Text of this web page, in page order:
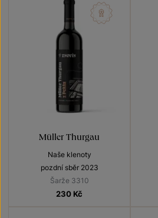
Müller Thurgau
Naše klenoty
pozdní sběr 2023
Šarže 3310
230 Kč